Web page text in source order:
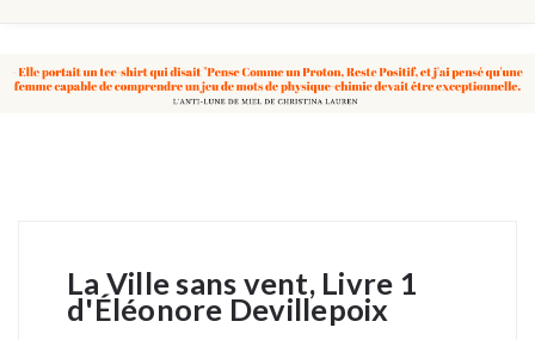
La Ville sans vent, Livre 1
d'Éléonore Devillepoix